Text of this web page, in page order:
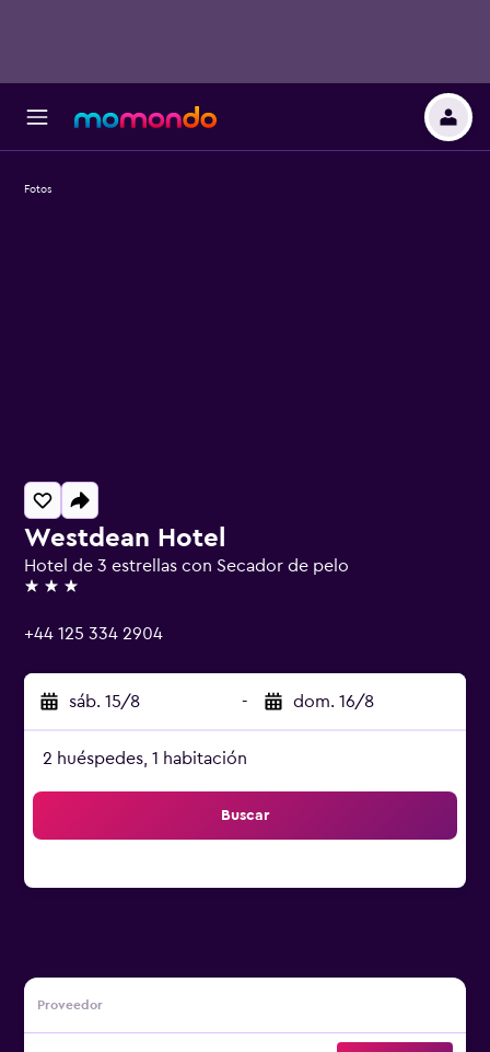
Westdean Hotel
Hotel de 3 estrellas con Secador de pelo
3 estrellas
+44 125 334 2904
sáb. 15/8 - dom. 16/8
2 huéspedes, 1 habitación
Buscar
Proveedor
Fotos